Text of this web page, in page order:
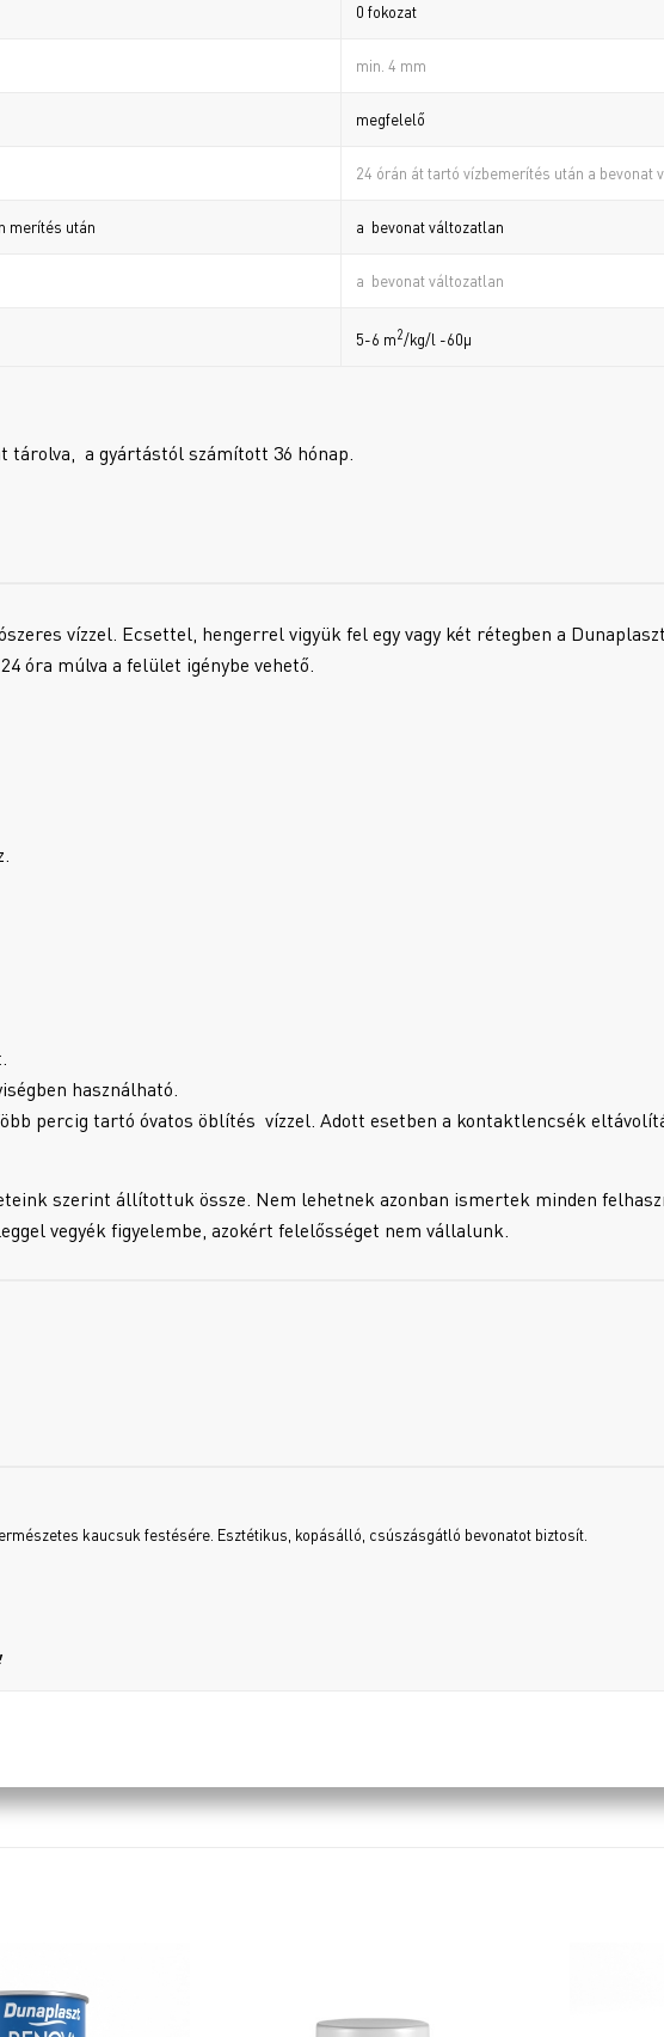
0 fokozat
min. 4 mm
megfelelő
24 órán át tartó vízbemerítés után a bevonat
merítés után a bevonat változatlan
a bevonat változatlan
5-6 m2/kg/l -60µ
tárolva, a gyártástól számított 36 hónap.
vízzel. Ecsettel, hengerrel vigyük fel egy vagy két rétegben a
óra múlva a felület igénybe vehető.
használható.
percig tartó óvatos öblítés vízzel. Adott esetben a kontaktlencsék
szerint állítottuk össze. Nem lehetnek azonban ismertek minden
vegyék figyelembe, azokért felelősséget nem vállalunk.
kaucsuk festésére. Esztétikus, kopásálló, csúszásgátló bevonatot biztosít.